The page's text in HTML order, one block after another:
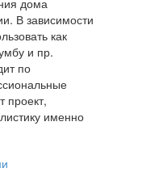
дома
В зависимости
как
и пр.
по
проект,
именно